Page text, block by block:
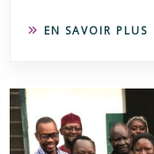
EN SAVOIR PLUS